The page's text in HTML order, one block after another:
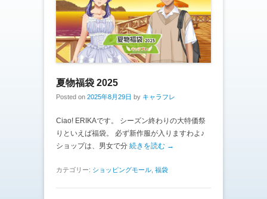
夏物福袋 2025
Posted on 2025年8月29日 by キャラフレ
Ciao! ERIKAです。 シーズン終わりの大特価祭
りといえば福袋。 必ず新作服が入りますわよ♪
ショップは、男女で分 続きを読む →
カテゴリー: ショッピングモール, 福袋